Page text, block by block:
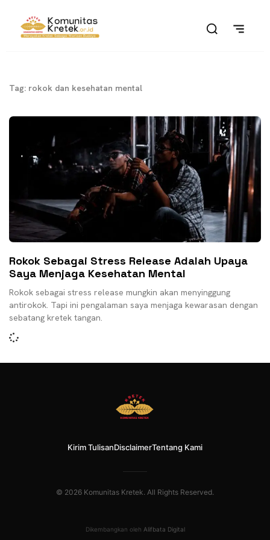
Tag: rokok dan kesehatan mental
Rokok Sebagai Stress Release Adalah Upaya
Saya Menjaga Kesehatan Mental
Rokok sebagai stress release mungkin akan menyinggung
antirokok. Tapi ini pengalaman saya menjaga kewarasan dengan
sebatang kretek tangan.
Kirim TulisanDisclaimerTentang Kami
© 2026 Komunitas Kretek. All Rights Reserved.
Dikembangkan oleh Alifbata Digital